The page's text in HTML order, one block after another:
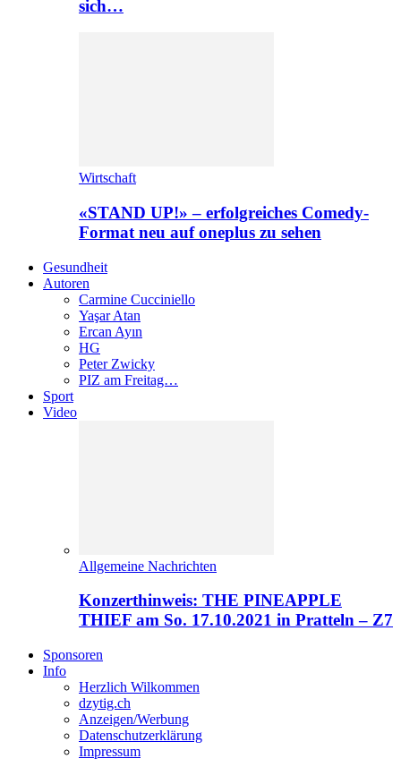
sich…
Wirtschaft
«STAND UP!» – erfolgreiches Comedy-
Format neu auf oneplus zu sehen
Gesundheit
Autoren
Carmine Cucciniello
Yaşar Atan
Ercan Ayın
HG
Peter Zwicky
PIZ am Freitag…
Sport
Video
Allgemeine Nachrichten
Konzerthinweis: THE PINEAPPLE
THIEF am So. 17.10.2021 in Pratteln – Z7
Sponsoren
Info
Herzlich Wilkommen
dzytig.ch
Anzeigen/Werbung
Datenschutzerklärung
Impressum